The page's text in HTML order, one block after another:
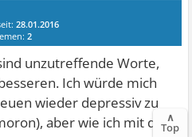
28.01.2016
2
unzutreffende Worte,
Ich würde mich
wieder depressiv zu
aber wie ich mit der∧
Top